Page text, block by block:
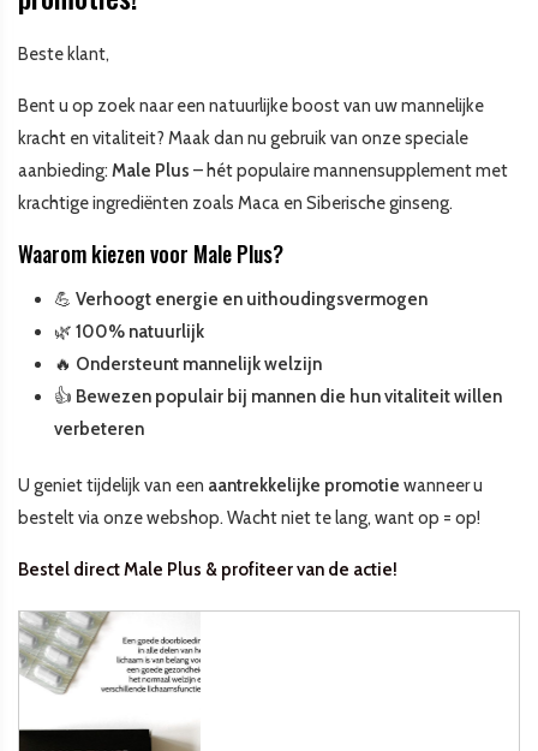
Beste klant,
Bent u op zoek naar een natuurlijke boost van uw mannelijke
kracht en vitaliteit? Maak dan nu gebruik van onze speciale
aanbieding: Male Plus – hét populaire mannensupplement met
krachtige ingrediënten zoals Maca en Siberische ginseng.
Waarom kiezen voor Male Plus?
💪 Verhoogt energie en uithoudingsvermogen
🌿 100% natuurlijk
🔥 Ondersteunt mannelijk welzijn
👍 Bewezen populair bij mannen die hun vitaliteit willen
verbeteren
U geniet tijdelijk van een aantrekkelijke promotie wanneer u
bestelt via onze webshop. Wacht niet te lang, want op = op!
Bestel direct Male Plus & profiteer van de actie!